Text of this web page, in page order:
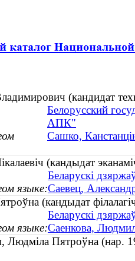
(кандидат
Белорусский
АПК"
Сашко,
(кандыдат
Беларускі
языке:Саевец,
(кандыдат
Беларускі
языке:Саенкова,
Людміла Пятроўна (нар.